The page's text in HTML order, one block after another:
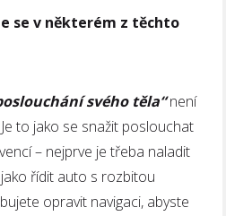
se v některém z těchto
svého těla“ není
to jako se snažit poslouchat
– nejprve je třeba naladit
řídit auto s rozbitou
opravit navigaci, abyste